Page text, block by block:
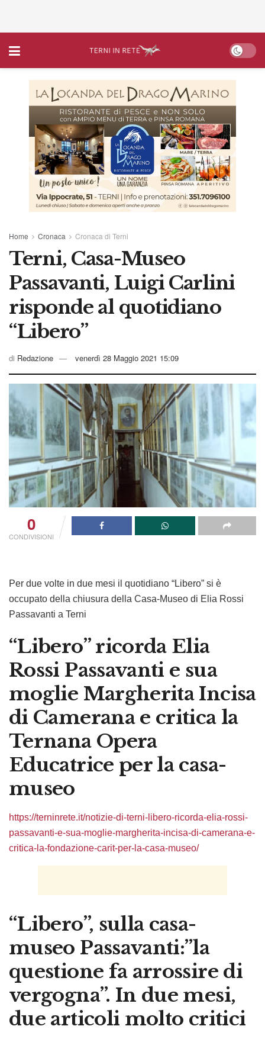
Home Cronaca Cronaca di Terni
Terni, Casa-Museo
Passavanti, Luigi Carlini
risponde al quotidiano
“Libero”
di Redazione venerdì 28 Maggio 2021 15:09
0
CONDIVISIONI
Per due volte in due mesi il quotidiano “Libero” si è
occupato della chiusura della Casa-Museo di Elia Rossi
Passavanti a Terni
“Libero” ricorda Elia
Rossi Passavanti e sua
moglie Margherita Incisa
di Camerana e critica la
Ternana Opera
Educatrice per la casa-
museo
https://terninrete.it/notizie-di-terni-libero-ricorda-elia-rossi-
passavanti-e-sua-moglie-margherita-incisa-di-camerana-e-
critica-la-fondazione-carit-per-la-casa-museo/
“Libero”, sulla casa-
museo Passavanti:”la
questione fa arrossire di
vergogna”. In due mesi,
due articoli molto critici